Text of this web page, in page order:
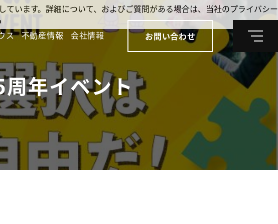
ス 不動産情報 会社情報 お問い合わせ
メ
ー
年イベント
います。詳細について、およびご質問がある場合は、当社のプライバシー